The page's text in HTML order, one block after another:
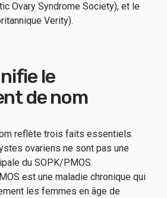
Ovary Syndrome Society), et le
Verity).
le
de nom
reflète trois faits essentiels.
ovariens ne sont pas une
du SOPK/PMOS.
est une maladie chronique qui
les femmes en âge de